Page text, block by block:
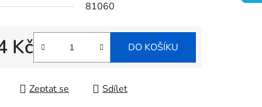
81060
Kč DO KOŠÍKU
Zeptat se Sdílet